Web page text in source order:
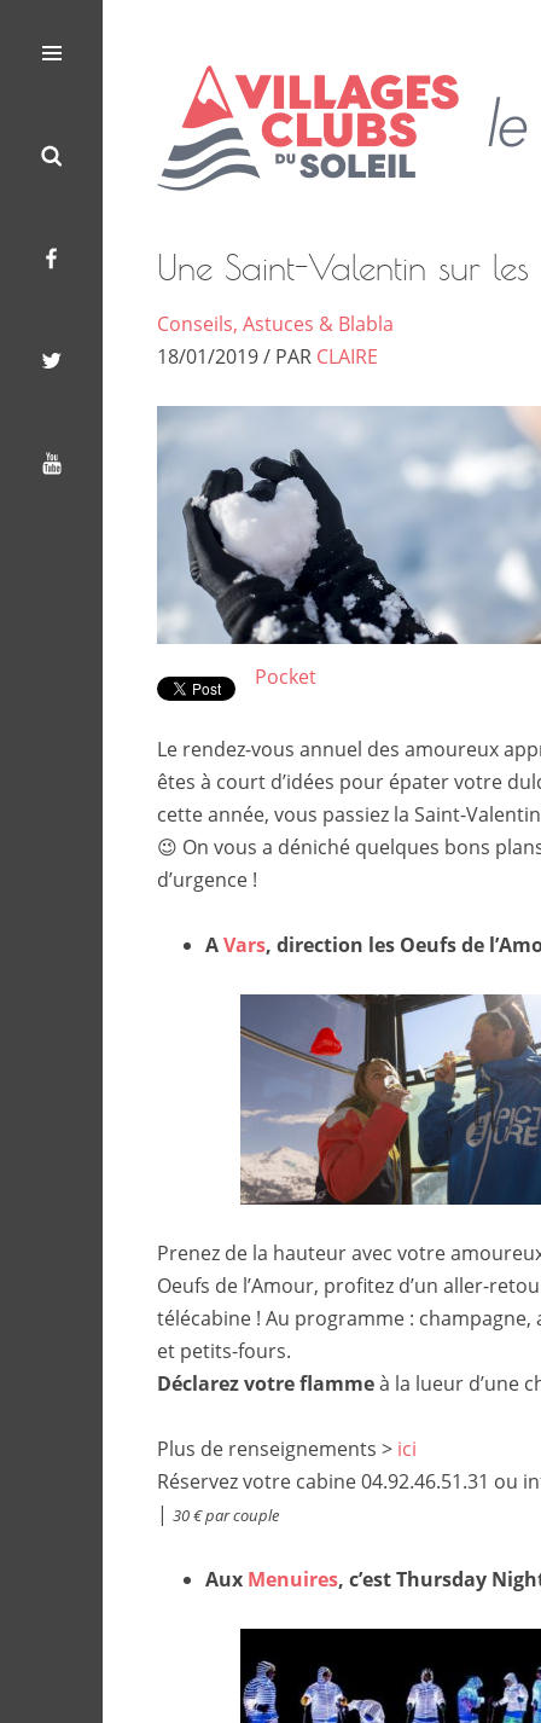
Menu
Search
Facebook
Twitter
Youtube
Villages
Soleil
Clubs
Une Saint-Valentin sur les
Conseils, Astuces & Blabla
18/01/2019 / PAR CLAIRE
Pocket
Le rendez-vous annuel des amoureux
êtes à court d’idées pour épater votre
cette année, vous passiez la Saint-
😉 On vous a déniché quelques bons
d’urgence !
AVars, direction les Oeufs de
Prenez de la hauteur avec votre
Oeufs de l’Amour, profitez d’un aller-
télécabine ! Au programme : champagne,
et petits-fours.
Déclarez votre flammeà la lueur d’une
Plus de renseignements > ici
Réservez votre cabine 04.92.46.51.31 ou
| 30 € par couple
Aux Menuires, c’est Thursday